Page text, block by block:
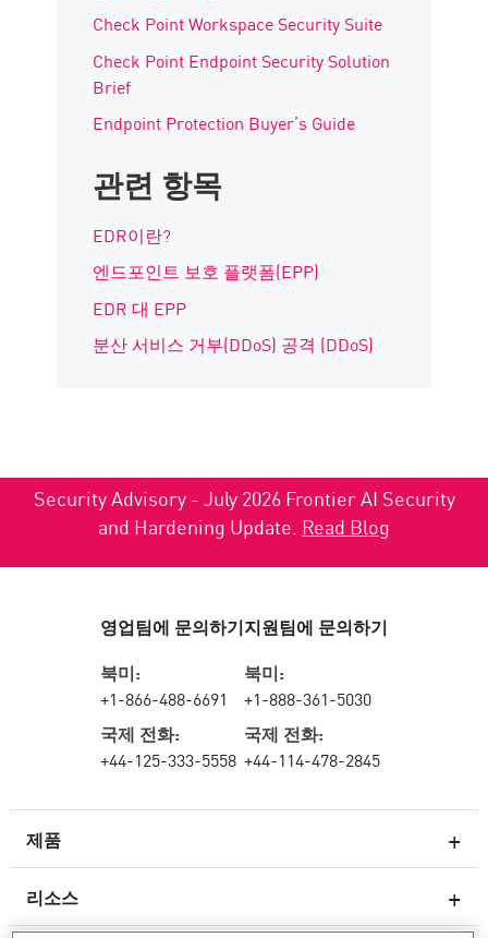
Check Point Workspace Security Suite
Check Point Endpoint Security Solution
Brief
Endpoint Protection Buyer’s Guide
관련 항목
EDR이란?
엔드포인트 보호 플랫폼(EPP)
EDR 대 EPP
분산 서비스 거부(DDoS) 공격 (DDoS)
Security Advisory - July 2026 Frontier AI Security
and Hardening Update. Read Blog
제품
차세대 방화벽
리소스
영업팀에 문의하기
북미:
+1-866-488-6691
국제 전화:
+44-125-333-5558
지원팀에 문의하기
북미:
+1-888-361-5030
국제 전화:
+44-114-478-2845